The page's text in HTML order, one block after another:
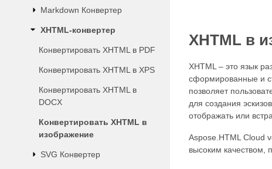
Markdown Конвертер
XHTML-конвертер
Конвертировать XHTML в PDF
Конвертировать XHTML в XPS
Конвертировать XHTML в
DOCX
Конвертировать XHTML в
изображение
SVG Конвертер
XHTML в
XHTML – это язык
сформированные и
позволяет
для создания
отображать или
Aspose.HTML Cloud
высоким качеством,